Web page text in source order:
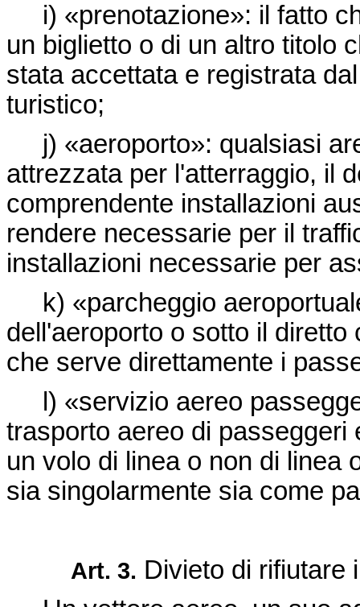
i) «prenotazione»: il fatto
un biglietto o di un altro titolo
stata accettata e registrata
turistico;
j) «aeroporto»: qualsiasi
attrezzata per l'atterraggio, il
comprendente installazioni
rendere necessarie per il
installazioni necessarie per
k) «parcheggio
dell'aeroporto o sotto il
che serve direttamente i
l) «servizio aereo
trasporto aereo di passeggeri
un volo di linea o non di linea
sia singolarmente sia come
Art. 3. Divieto di rifiutare